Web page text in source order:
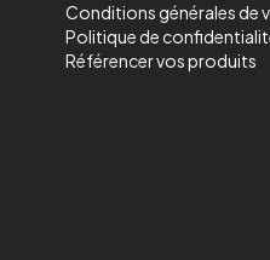
Conditions générales de
Politique de
Référencer vos produits